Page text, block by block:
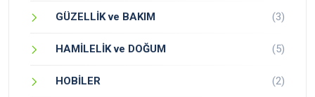
GÜZELLİK ve BAKIM (3)
HAMİLELİK ve DOĞUM (5)
HOBİLER (2)